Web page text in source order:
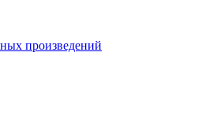
произведений